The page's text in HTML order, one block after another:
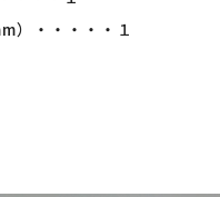
）・・・・・１